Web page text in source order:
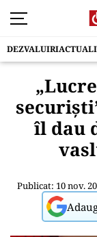
DEZVALUIRI
îl dau
Publicat: 10 nov.